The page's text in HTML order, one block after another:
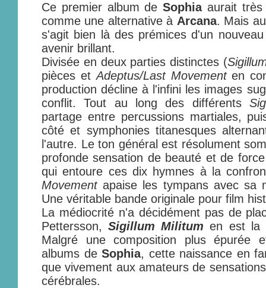
Ce premier album deSophiaaurait très
comme une alternative à Arcana. Mais
s'agit bien là des prémices d'un
avenir brillant.
Divisée en deux parties distinctes (
pièces etAdeptus/Last Movementen
production décline à l'infini les images
conflit. Tout au long des différents
partage entre percussions martiales,
côté et symphonies titanesques
l'autre. Le ton général est résolument
profonde sensation de beauté et de
qui entoure ces dix hymnes à la
Movementapaise les tympans avec sa
Une véritable bande originale pour film
La médiocrité n'a décidément pas de
Pettersson,Sigillum Militum en est la
Malgré une composition plus épurée
albums de Sophia, cette naissance en
que vivement aux amateurs de
cérébrales.